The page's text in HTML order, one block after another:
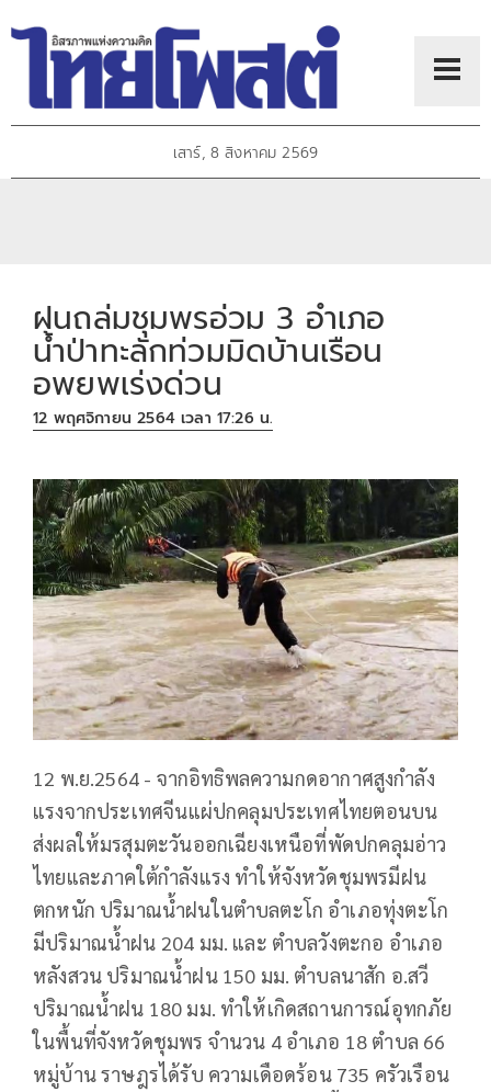
เสาร์, 8 สิงหาคม 2569
ฝนถล่มชุมพรอ่วม 3 อำเภอ
น้ำป่าทะลักท่วมมิดบ้านเรือน
อพยพเร่งด่วน
12 พฤศจิกายน 2564 เวลา 17:26 น.
12 พ.ย.2564 - จากอิทธิพลความกดอากาศสูงกำลัง
แรงจากประเทศจีนแผ่ปกคลุมประเทศไทยตอนบน
ส่งผลให้มรสุมตะวันออกเฉียงเหนือที่พัดปกคลุมอ่าว
ไทยและภาคใต้กำลังแรง ทำให้จังหวัดชุมพรมีฝน
ตกหนัก ปริมาณน้ำฝนในตำบลตะโก อำเภอทุ่งตะโก
มีปริมาณน้ำฝน 204 มม. และ ตำบลวังตะกอ อำเภอ
หลังสวน ปริมาณน้ำฝน 150 มม. ตำบลนาสัก อ.สวี
ปริมาณน้ำฝน 180 มม. ทำให้เกิดสถานการณ์อุทกภัย
ในพื้นที่จังหวัดชุมพร จำนวน 4 อำเภอ 18 ตำบล 66
หมู่บ้าน ราษฎรได้รับ ความเดือดร้อน 735 ครัวเรือน